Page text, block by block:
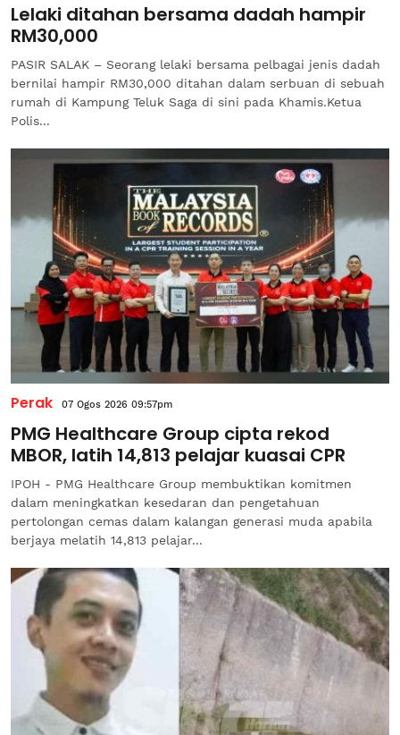
Lelaki ditahan bersama dadah hampir
RM30,000
PASIR SALAK – Seorang lelaki bersama pelbagai jenis dadah
bernilai hampir RM30,000 ditahan dalam serbuan di sebuah
rumah di Kampung Teluk Saga di sini pada Khamis.Ketua
Polis...
Perak 07 Ogos 2026 09:57pm
PMG Healthcare Group cipta rekod
MBOR, latih 14,813 pelajar kuasai CPR
IPOH - PMG Healthcare Group membuktikan komitmen
dalam meningkatkan kesedaran dan pengetahuan
pertolongan cemas dalam kalangan generasi muda apabila
berjaya melatih 14,813 pelajar...